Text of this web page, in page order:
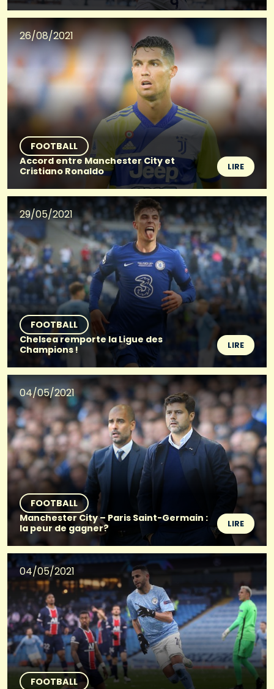
26/08/2021
FOOTBALL
Accord entre Manchester City et
Cristiano Ronaldo
LIRE
29/05/2021
FOOTBALL
Chelsea remporte la Ligue des
Champions !
LIRE
04/05/2021
FOOTBALL
Manchester City – Paris Saint-Germain :
la peur de gagner?
LIRE
04/05/2021
FOOTBALL